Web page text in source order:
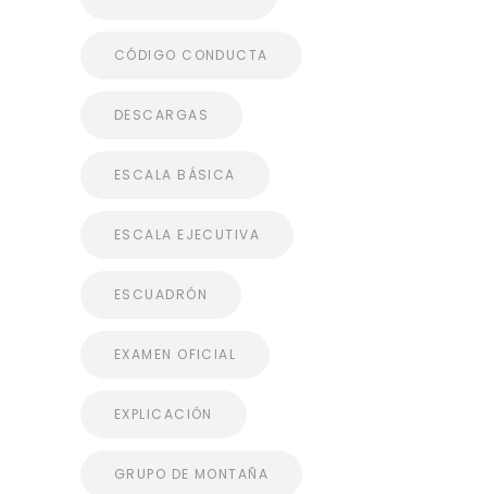
CÓDIGO CONDUCTA
DESCARGAS
ESCALA BÁSICA
ESCALA EJECUTIVA
ESCUADRÓN
EXAMEN OFICIAL
EXPLICACIÓN
GRUPO DE MONTAÑA